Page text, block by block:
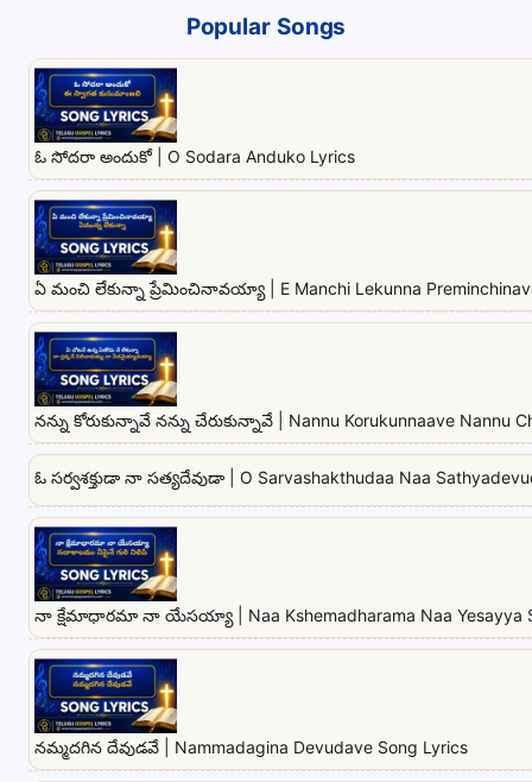
Popular Songs
ఓ సోదరా అందుకో | O Sodara Anduko Lyrics
ఏ మంచి లేకున్నా ప్రేమించినావయ్యా | E Manchi Lekunna
నన్ను కోరుకున్నావే నన్ను చేరుకున్నావే | Nannu Korukunnaave Nannu
ఓ సర్వశక్తుడా నా సత్యదేవుడా | O Sarvashakthudaa Naa
నా క్షేమాధారమా నా యేసయ్యా | Naa Kshemadharama Naa Yesayya
నమ్మదగిన దేవుడవే | Nammadagina Devudave Song Lyrics